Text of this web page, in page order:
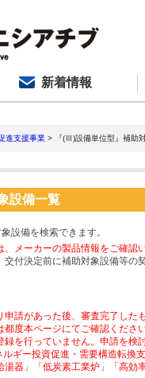
新着情報
進支援事業 > 『(Ⅲ)設備単位型』補助
設備一覧
設備を検索できます。
メーカーの製品情報をご確認
付決定前に補助対象設備等の
請があった後、審査完了した
都度本ページにてご確認くださ
を行っていません。申請を検
ギー投資促進・需要構造転換
湯器」「低炭素工業炉」「高